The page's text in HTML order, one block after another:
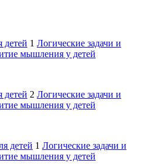
детей 1 Логические задачи и
мышления у детей
детей 2 Логические задачи и
мышления у детей
детей 1 Логические задачи и
мышления у детей